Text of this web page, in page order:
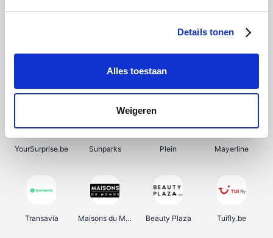
Details tonen
Alles toestaan
Weigeren
SupraBazar Shein Bergfreunde Smartwatchbanden
YourSurprise.be Sunparks Plein Mayerline
Transavia Maisons du Monde Beauty Plaza Tuifly.be